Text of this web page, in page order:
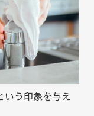
いう印象を与え